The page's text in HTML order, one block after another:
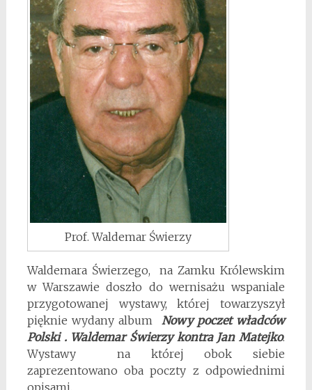
Prof. Waldemar Świerzy
Waldemara Świerzego, na Zamku Królewskim
w Warszawie doszło do wernisażu wspaniale
przygotowanej wystawy, której towarzyszył
pięknie wydany album Nowy poczet władców
Polski . Waldemar Świerzy kontra Jan Matejko.
Wystawy na której obok siebie
zaprezentowano oba poczty z odpowiednimi